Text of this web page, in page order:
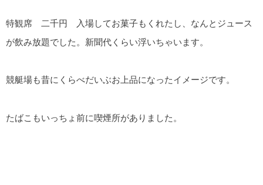
特観席 二千円 入場してお菓子もくれたし、なんとジュース
が飲み放題でした。新聞代くらい浮いちゃいます。
競艇場も昔にくらべだいぶお上品になったイメージです。
たばこもいっちょ前に喫煙所がありました。